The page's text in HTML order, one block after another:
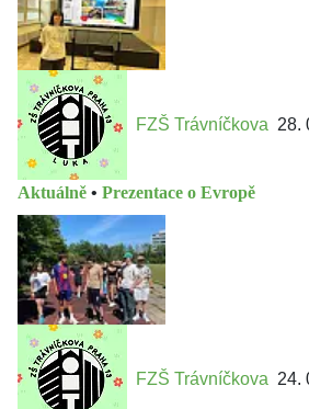
FZŠ Trávníčkova 28.
Aktuálně • Prezentace o Evropě
FZŠ Trávníčkova 24.